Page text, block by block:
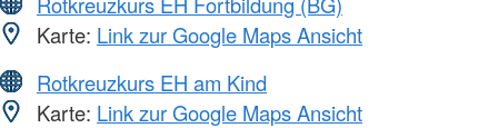
Karte: Link zur Google Maps Ansicht
Rotkreuzkurs EH am Kind
Karte: Link zur Google Maps Ansicht